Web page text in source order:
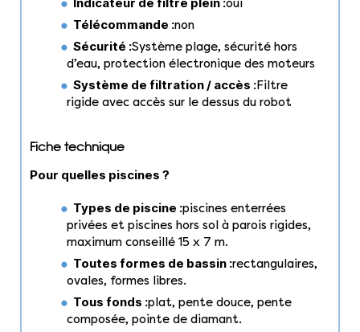
Indicateur de filtre plein :oui
Télécommande :non
Sécurité :Système plage, sécurité hors
d’eau, protection électronique des moteurs
Système de filtration / accès :Filtre
rigide avec accès sur le dessus du robot
Fiche technique
Pour quelles piscines ?
Types de piscine :piscines enterrées
privées et piscines hors sol à parois rigides,
maximum conseillé 15 x 7 m.
Toutes formes de bassin :rectangulaires,
ovales, formes libres.
Tous fonds :plat, pente douce, pente
composée, pointe de diamant.